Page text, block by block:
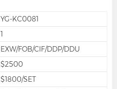
YG-KC0081
1
EXW/FOB/CIF/DDP/DDU
$2500
$1800/SET